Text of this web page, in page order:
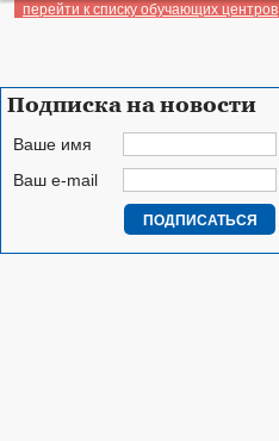
перейти к списку обучающих центров
Подписка на новости
Ваше имя
Ваш e-mail